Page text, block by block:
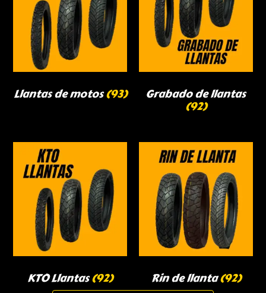
Llantas de motos(93) Grabado de llantas
(92)
KTO Llantas(92) Rin de llanta(92)